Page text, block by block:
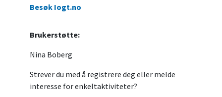
Besøk Iogt.no
Brukerstøtte:
Nina Boberg
Strever du med å registrere deg eller melde
interesse for enkeltaktiviteter?